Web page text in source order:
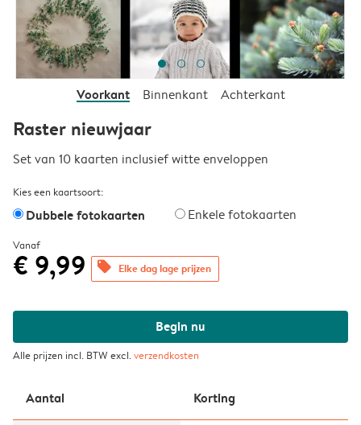
Voorkant Binnenkant Achterkant
Raster nieuwjaar
Set van 10 kaarten inclusief witte enveloppen
Kies een kaartsoort:
Dubbele fotokaarten Enkele fotokaarten
Vanaf
€ 9,99 offers Elke dag lage prijzen
Begin nu
Alle prijzen incl. BTW excl.verzendkosten
Aantal Korting